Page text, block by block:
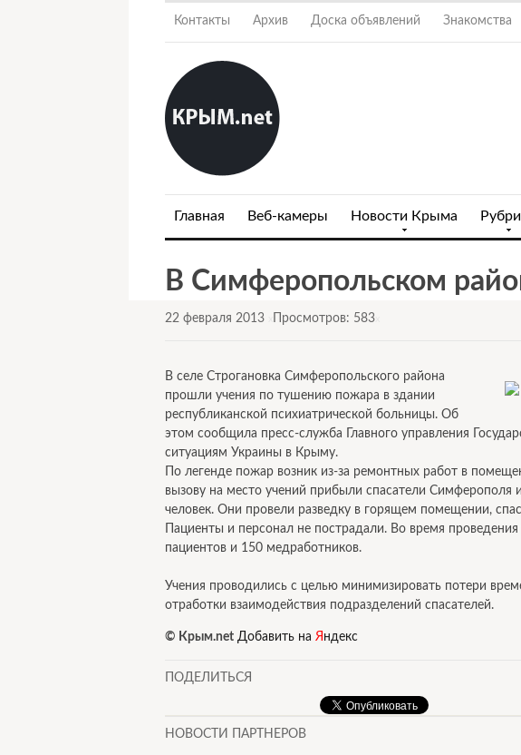
Контакты Архив Доска объявлений Знакомства
Главная Веб-камеры Новости Крыма
В Симферопольском
22 февраля 2013 Просмотров: 583
В селе Строгановка Симферопольского района
прошли учения по тушению пожара в здании
республиканской психиатрической больницы. Об
этом сообщила пресс-служба Главного управления
ситуациям Украины в Крыму.
По легенде пожар возник из-за ремонтных работ в
вызову на место учений прибыли спасатели
человек. Они провели разведку в горящем помещении,
Пациенты и персонал не пострадали. Во время
пациентов и 150 медработников.
Учения проводились с целью минимизировать потери
отработки взаимодействия подразделений спасателей.
© Крым.net Добавить на Я ндекс
ПОДЕЛИТЬСЯ
НОВОСТИ ПАРТНЕРОВ